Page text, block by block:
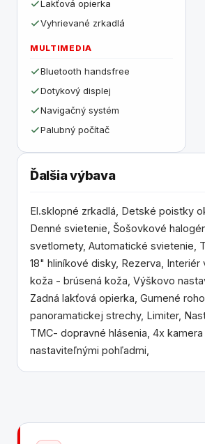
Lakťová opierka
Vyhrievané zrkadlá
MULTIMEDIA
Bluetooth handsfree
Dotykový displej
Navigačný systém
Palubný počítač
Ďalšia výbava
El.sklopné zrkadlá, Detské poistky
Denné svietenie, Šošovkové
svetlomety, Automatické svietenie,
18" hliníkové disky, Rezerva, Interiér
koža - brúsená koža, Výškovo
Zadná lakťová opierka, Gumené
panoramatickej strechy, Limiter,
TMC- dopravné hlásenia, 4x kamera
nastaviteľnými pohľadmi,